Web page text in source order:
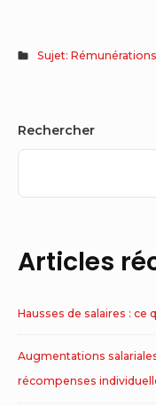
Sujet:
Sidebar
Widget
Area
Rechercher
Articles
Hausses de salaires : ce
Augmentations
récompenses